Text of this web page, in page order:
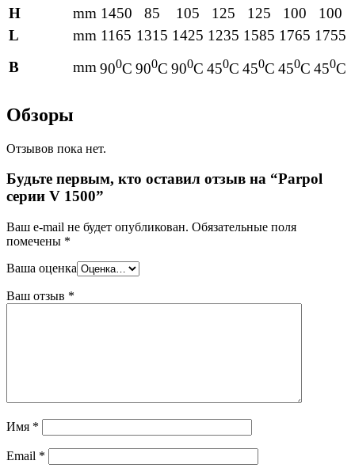
H
mm 1450 85 105 125 125 100
100
L
mm 1165 1315 1425 1235 1585 1765 1755
B
mm 900C 900C 900C 450C 450C 450C 450C
Обзоры
Отзывов пока нет.
Будьте первым, кто оставил отзыв на “Parpol
серии V 1500”
Ваш e-mail не будет опубликован. Обязательные поля
помечены *
Ваша оценка
Ваш отзыв *
Имя *
Email *